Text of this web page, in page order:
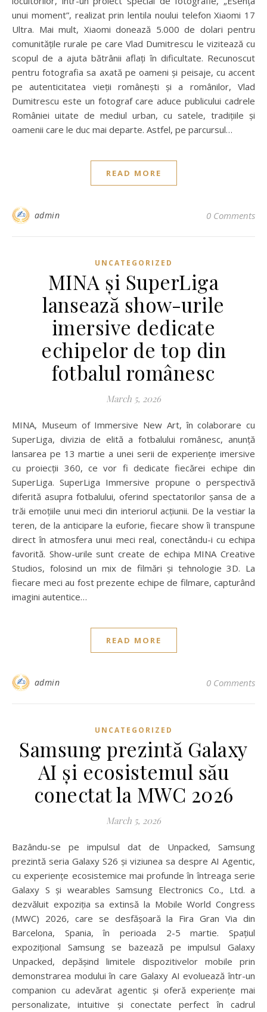
unui moment”, realizat prin lentila noului telefon Xiaomi 17
Ultra. Mai mult, Xiaomi donează 5.000 de dolari pentru
comunitățile rurale pe care Vlad Dumitrescu le vizitează cu
scopul de a ajuta bătrânii aflați în dificultate. Recunoscut
pentru fotografia sa axată pe oameni și peisaje, cu accent
pe autenticitatea vieții românești și a românilor, Vlad
Dumitrescu este un fotograf care aduce publicului cadrele
României uitate de mediul urban, cu satele, tradițiile și
oamenii care le duc mai departe. Astfel, pe parcursul…
READ MORE
admin 0 Comments
UNCATEGORIZED
MINA și SuperLiga
lansează show-urile
imersive dedicate
echipelor de top din
fotbalul românesc
March 5, 2026
MINA, Museum of Immersive New Art, în colaborare cu
SuperLiga, divizia de elită a fotbalului românesc, anunță
lansarea pe 13 martie a unei serii de experiențe imersive
cu proiecții 360, ce vor fi dedicate fiecărei echipe din
SuperLiga. SuperLiga Immersive propune o perspectivă
diferită asupra fotbalului, oferind spectatorilor șansa de a
trăi emoțiile unui meci din interiorul acțiunii. De la vestiar la
teren, de la anticipare la euforie, fiecare show îi transpune
direct în atmosfera unui meci real, conectându-i cu echipa
favorită. Show-urile sunt create de echipa MINA Creative
Studios, folosind un mix de filmări și tehnologie 3D. La
fiecare meci au fost prezente echipe de filmare, capturând
imagini autentice…
READ MORE
admin 0 Comments
UNCATEGORIZED
Samsung prezintă Galaxy
AI și ecosistemul său
conectat la MWC 2026
March 5, 2026
Bazându-se pe impulsul dat de Unpacked, Samsung
prezintă seria Galaxy S26 și viziunea sa despre AI Agentic,
cu experiențe ecosistemice mai profunde în întreaga serie
Galaxy S și wearables Samsung Electronics Co., Ltd. a
dezvăluit expoziția sa extinsă la Mobile World Congress
(MWC) 2026, care se desfășoară la Fira Gran Via din
Barcelona, Spania, în perioada 2-5 martie. Spațiul
expozițional Samsung se bazează pe impulsul Galaxy
Unpacked, depășind limitele dispozitivelor mobile prin
demonstrarea modului în care Galaxy AI evoluează într-un
companion cu adevărat agentic și oferă experiențe mai
personalizate, intuitive și conectate perfect în cadrul